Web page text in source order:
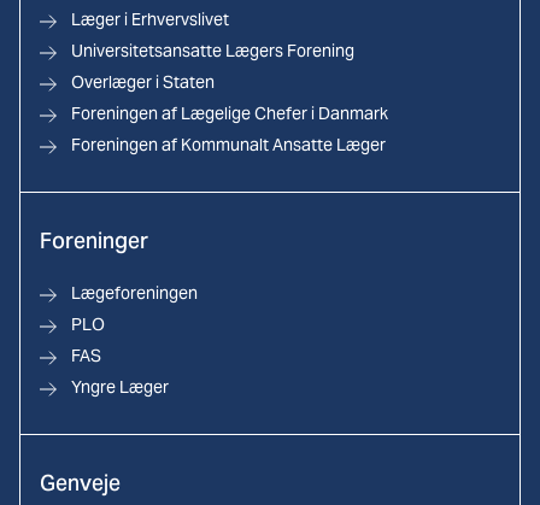
Læger i Erhvervslivet
Universitetsansatte Lægers Forening
Overlæger i Staten
Foreningen af Lægelige Chefer i Danmark
Foreningen af Kommunalt Ansatte Læger
Foreninger
Lægeforeningen
PLO
FAS
Yngre Læger
Genveje